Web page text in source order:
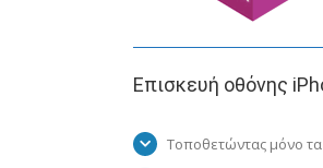
Επισκευή οθόνης
Τοποθετώντας μόνο